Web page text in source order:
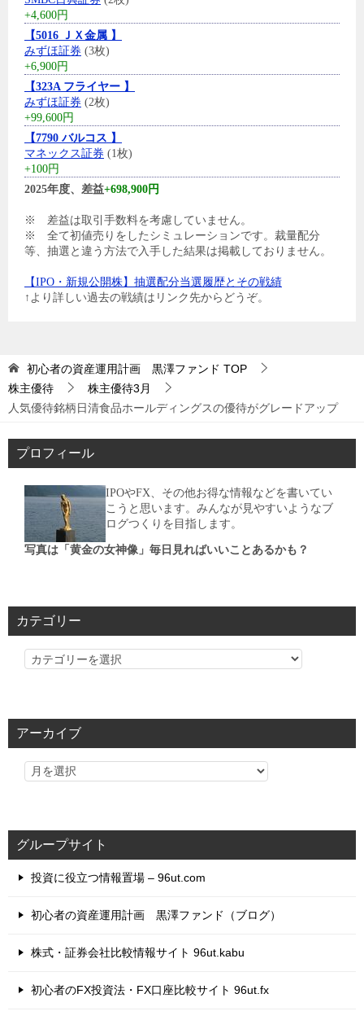
+4,600円
【5016 ＪＸ金属 】
みずほ証券 (3枚)
+6,900円
【323A フライヤー 】
みずほ証券 (2枚)
+99,600円
【7790 バルコス 】
マネックス証券 (1枚)
+100円
2025年度、差益+698,900円
※ 差益は取引手数料を考慮していません。
※ 全て初値売りをしたシミュレーションです。裁量配分
等、抽選と違う方法で入手した結果は掲載しておりません。
【IPO・新規公開株】抽選配分当選履歴とその戦績
↑より詳しい過去の戦績はリンク先からどうぞ。
初心者の資産運用計画 黒澤ファンド TOP
株主優待
株主優待3月
人気優待銘柄日清食品ホールディングスの優待がグレードアップ
プロフィール
IPOやFX、その他お得な情報などを書いてい
こうと思います。みんなが見やすいようなブ
ログつくりを目指します。
写真は「黄金の女神像」毎日見ればいいことあるかも？
カテゴリー
カ
リ
アーカイブ
グループサイト
投資に役立つ情報置場 – 96ut.com
初心者の資産運用計画 黒澤ファンド（ブログ）
株式・証券会社比較情報サイト 96ut.kabu
初心者のFX投資法・FX口座比較サイト 96ut.fx